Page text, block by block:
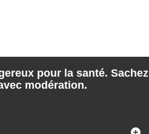
pour la santé. Sachez
modération.